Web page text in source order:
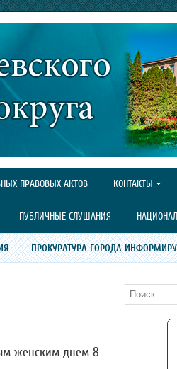
ПРАВОВЫХ АКТОВ КОНТАКТЫ
ПУБЛИЧНЫЕ СЛУШАНИЯ
ПРОКУРАТУРА ГОРОДА
женским днем 8
Поиск